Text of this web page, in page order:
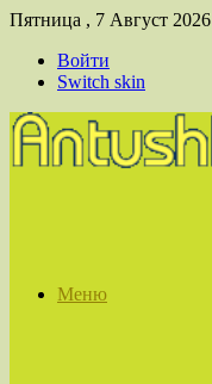
Пятница , 7 Август 2026
Войти
Switch skin
Меню